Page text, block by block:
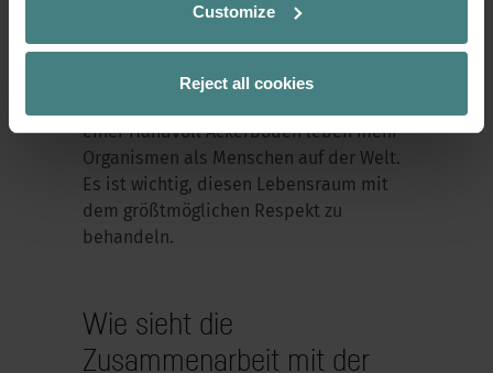
Customize
Reject all cookies
konventionellen Landwirtschaft der
Boden oft schlecht behandelt wird. Der
einer Handvoll Ackerboden leben mehr
Organismen als Menschen auf der Welt.
Es ist wichtig, diesen Lebensraum mit
dem größtmöglichen Respekt zu
behandeln.
Wie sieht die
Zusammenarbeit mit der